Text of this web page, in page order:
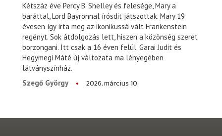
Kétszáz éve Percy B. Shelley és felesége, Mary a
baráttal, Lord Bayronnal írósdit játszottak. Mary 19
évesen így írta meg az ikonikussá vált Frankenstein
regényt. Sok átdolgozás lett, hiszen a közönség szeret
borzongani. Itt csak a 16 éven felül. Garai Judit és
Hegymegi Máté új változata ma lényegében
látványszínház.
Szegő György
2026. március 10.